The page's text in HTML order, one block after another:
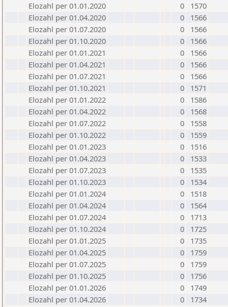
Elozahl per 01.01.2020
0
1570
Elozahl per 01.04.2020
0
1566
Elozahl per 01.07.2020
0
1566
Elozahl per 01.10.2020
0
1566
Elozahl per 01.01.2021
0
1566
Elozahl per 01.04.2021
0
1566
Elozahl per 01.07.2021
0
1566
Elozahl per 01.10.2021
0
1571
Elozahl per 01.01.2022
0
1586
Elozahl per 01.04.2022
0
1568
Elozahl per 01.07.2022
0
1558
Elozahl per 01.10.2022
0
1559
Elozahl per 01.01.2023
0
1516
Elozahl per 01.04.2023
0
1533
Elozahl per 01.07.2023
0
1535
Elozahl per 01.10.2023
0
1534
Elozahl per 01.01.2024
0
1518
Elozahl per 01.04.2024
0
1564
Elozahl per 01.07.2024
0
1713
Elozahl per 01.10.2024
0
1725
Elozahl per 01.01.2025
0
1735
Elozahl per 01.04.2025
0
1759
Elozahl per 01.07.2025
0
1759
Elozahl per 01.10.2025
0
1756
Elozahl per 01.01.2026
0
1749
Elozahl per 01.04.2026
0
1734